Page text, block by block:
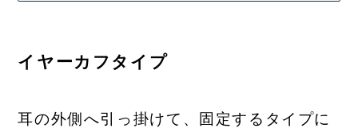
イヤーカフタイプ
耳の外側へ引っ掛けて、固定するタイプに